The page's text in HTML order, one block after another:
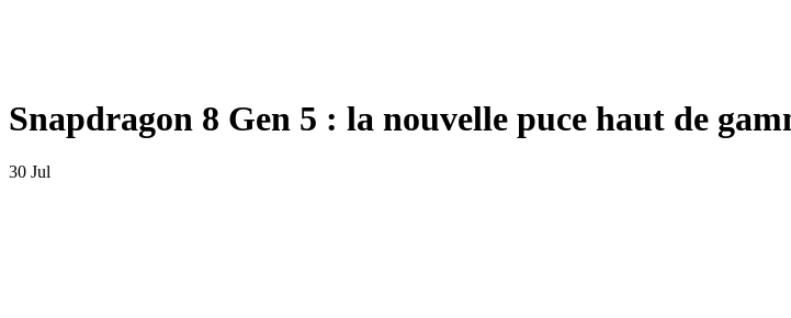
Snapdragon 8 Gen 5 : la nouvelle puce haut de
30 Jul